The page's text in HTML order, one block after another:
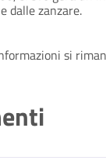
dalle zanzare.
si